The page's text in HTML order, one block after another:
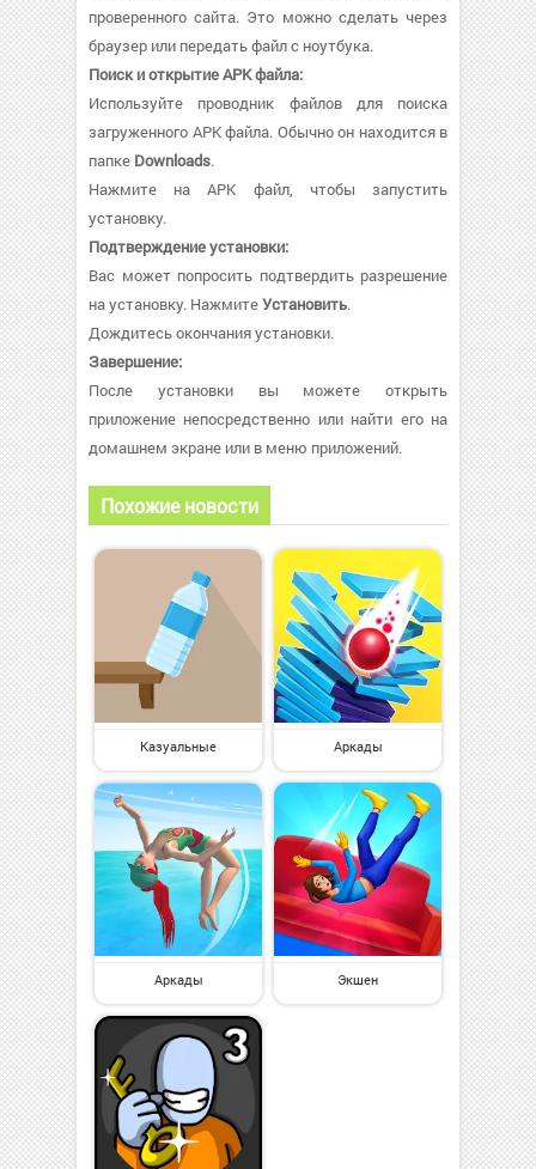
проверенного сайта. Это можно сделать через
браузер или передать файл с ноутбука.
Поиск и открытие APK файла:
Используйте проводник файлов для поиска
загруженного APK файла. Обычно он находится в
папке Downloads.
Нажмите на APK файл, чтобы запустить
установку.
Подтверждение установки:
Вас может попросить подтвердить разрешение
на установку. НажмитеУстановить.
Дождитесь окончания установки.
Завершение:
После установки вы можете открыть
приложение непосредственно или найти его на
домашнем экране или в меню приложений.
Похожие новости
Казуальные Аркады
Аркады Экшен